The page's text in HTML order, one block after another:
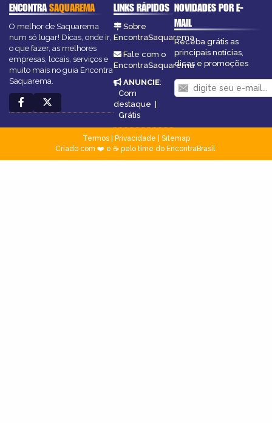
ENCONTRASAQUAREMA
O melhor de Saquarema
num só lugar! Dicas, onde ir,
o que fazer, as melhores
empresas, locais, serviços e
muito mais no guia Encontra
Saquarema.
LINKS RÁPIDOS
Sobre
EncontraSaquarema
Fale com o
EncontraSaquarema
ANUNCIE:
Com
destaque |
Grátis
NOVIDADES POR E-
MAIL
Receba grátis as
principais notícias,
dicas e promoções
Termos| Privacidade
Sitemap
Criado com ❤️ e ☕ pelo time do EncontraBrasil